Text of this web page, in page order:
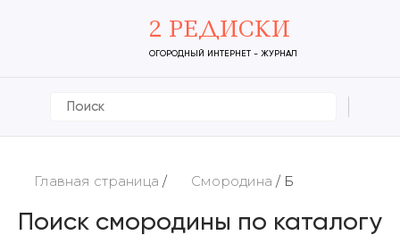
2 РЕДИСКИ
ОГОРОДНЫЙ ИНТЕРНЕТ - ЖУРНАЛ
Главная страница / Смородина / Б
Поиск смородины по каталогу